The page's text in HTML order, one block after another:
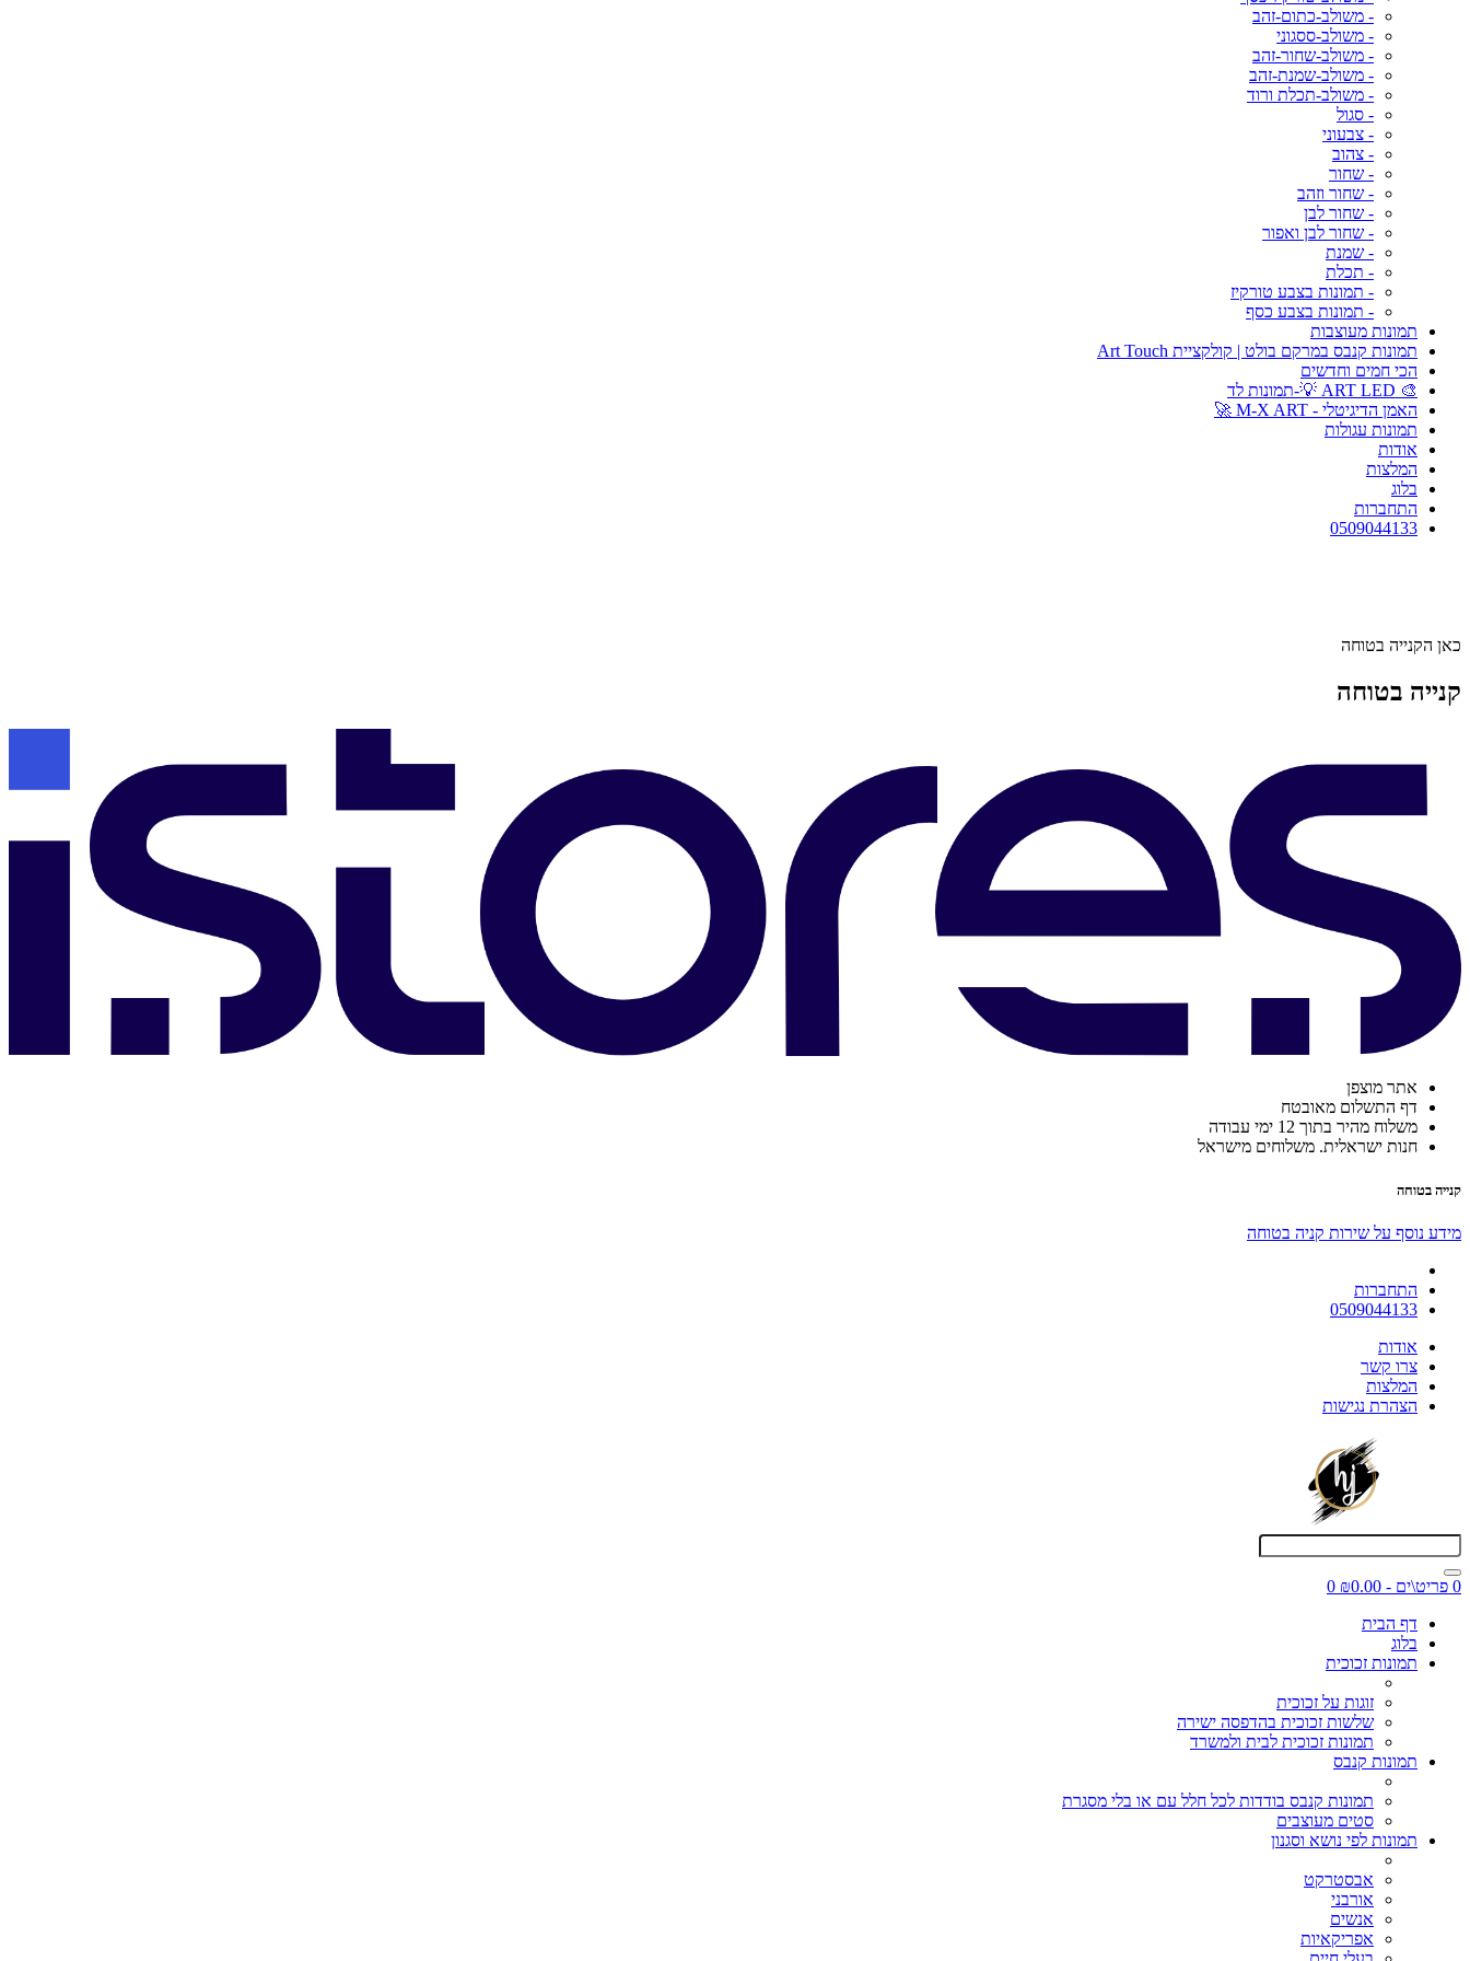
- משולב-כתום-זהב
- משולב-ססגוני
- משולב-שחור-זהב
- משולב-שמנת-זהב
- משולב-תכלת ורוד
- סגול
- צבעוני
- צהוב
- שחור
- שחור וזהב
- שחור לבן
- שחור לבן ואפור
- שמנת
- תכלת
- תמונות בצבע טורקיז
- תמונות בצבע כסף
תמונות מעוצבות
תמונות קנבס במרקם בולט | קולקציית Art Touch
הכי חמים וחדשים
🎨 ART LED 💡-תמונות לד
האמן הדיגיטלי - M-X ART 🚀
תמונות עגולות
אודות
המלצות
בלוג
התחברות
0509044133
כאן הקנייה בטוחה
קנייה בטוחה
אתר מוצפן
דף התשלום מאובטח
משלוח מהיר בתוך 12 ימי עבודה
חנות ישראלית. משלוחים מישראל
קנייה בטוחה
מידע נוסף על שירות קניה בטוחה
התחברות
0509044133
אודות
צרו קשר
המלצות
הצהרת נגישות
0 פריט\ים - ₪0.00
0
דף הבית
בלוג
תמונות זכוכית
זוגות על זכוכית
שלשות זכוכית בהדפסה ישירה
תמונות זכוכית לבית ולמשרד
תמונות קנבס
תמונות קנבס בודדות לכל חלל עם או בלי מסגרת
סטים מעוצבים
תמונות לפי נושא וסגנון
אבסטרקט
אורבני
אנשים
אפריקאיות